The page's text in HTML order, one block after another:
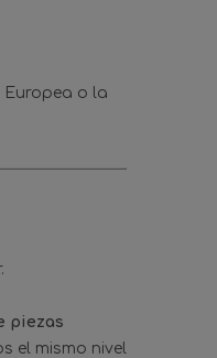
Europea o la
piezas
el mismo nivel